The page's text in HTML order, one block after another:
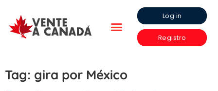
Log in
Registro
Tag: gira por México